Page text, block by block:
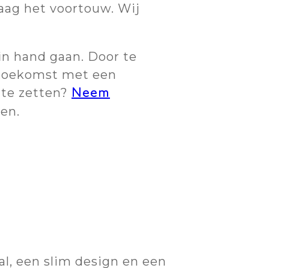
het voortouw. Wij
hand gaan. Door te
met een
zetten? Neem
een slim design en een